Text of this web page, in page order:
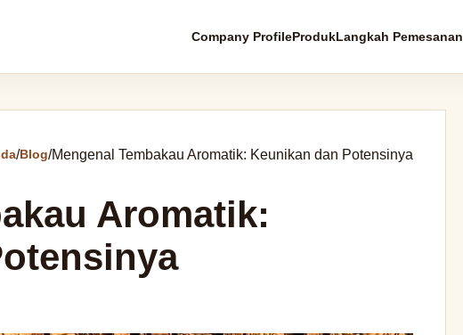
Company ProfileProdukLangkah Pemesanan
/Blog/Mengenal Tembakau Aromatik: Keunikan dan Potensinya
Aromatik: